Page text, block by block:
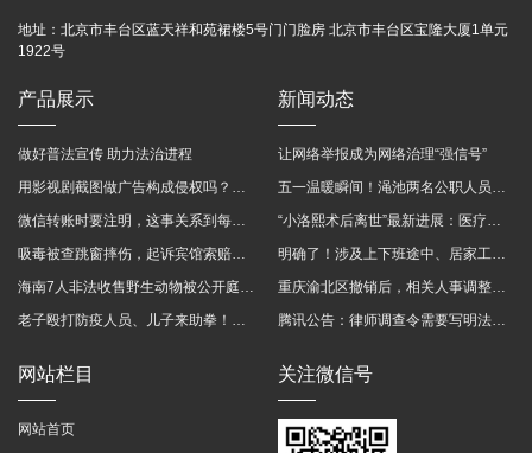
地址： 北京市丰台区蓝天祥和苑裙楼5号门门脸房 北京市丰台区宝隆大厦1单元
1922号
产品展示
做好普法宣传 助力法治进程
用影视剧截图做广告构成侵权吗？法院这样判
微信转账时要注明，这事关系到每个人……
吸毒被查跳窗摔伤，起诉宾馆索赔，法院这样判！
海南7人非法收售野生动物被公开庭审 涉案金额2100多万
老子殴打防疫人员、儿子来助拳！均被判刑
新闻动态
让网络举报成为网络治理“强信号”
五一温暖瞬间！渑池两名公职人员，路遇车祸挺身而出
“小洛熙术后离世”最新进展：医疗事故鉴定已启动
明确了！涉及上下班途中、居家工作等，这些情形可认定工伤→
重庆渝北区撤销后，相关人事调整再披露
腾讯公告：律师调查令需要写明法官手机号，2025年12月31日后施行
网站栏目
网站首页
关注微信号